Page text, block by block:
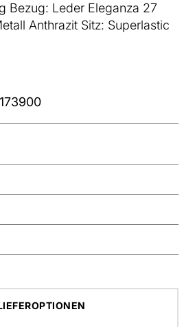
Bezug: Leder Eleganza 27
Anthrazit Sitz: Superlastic